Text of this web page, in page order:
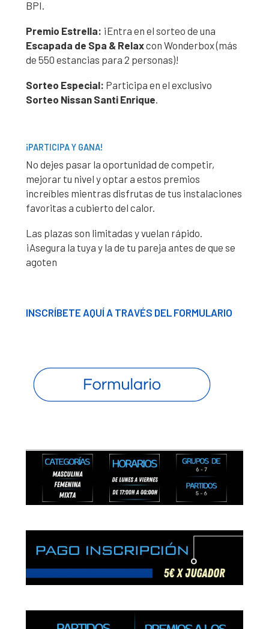
BPI.
Premio Estrella: ¡Entra en el sorteo de una
Escapada de Spa & Relaxcon Wonderbox (más
de 550 estancias para 2 personas)!
Sorteo Especial: Participa en el exclusivo
Sorteo Nissan Santi Enrique.
¡PARTICIPA Y GANA!
No dejes pasar la oportunidad de competir,
mejorar tu nivel y optar a estos premios
increíbles mientras disfrutas de tus instalaciones
favoritas a cubierto del calor.
Las plazas son limitadas y vuelan rápido.
¡Asegura la tuya y la de tu pareja antes de que se
agoten
INSCRÍBETE AQUÍ A TRAVÉS DEL FORMULARIO